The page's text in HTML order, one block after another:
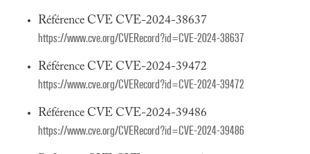
Référence CVE CVE-2024-38637
https://www.cve.org/CVERecord?id=CVE-2024-38637
Référence CVE CVE-2024-39472
https://www.cve.org/CVERecord?id=CVE-2024-39472
Référence CVE CVE-2024-39486
https://www.cve.org/CVERecord?id=CVE-2024-39486